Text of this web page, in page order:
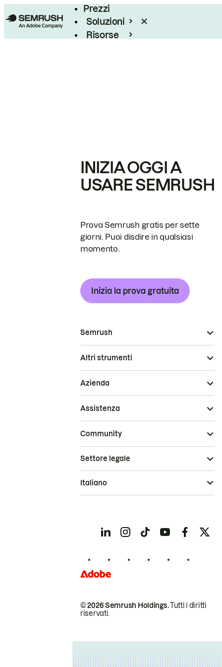
Prezzi
Soluzioni
Risorse
INIZIA OGGI A
USARE SEMRUSH
Prova Semrush gratis per sette
giorni. Puoi disdire in qualsiasi
momento.
Inizia la prova gratuita
Semrush
Altri strumenti
Azienda
Assistenza
Community
© 2026 Semrush Holdings.Tutti i diritti
riservati.
Settore legale
Italiano